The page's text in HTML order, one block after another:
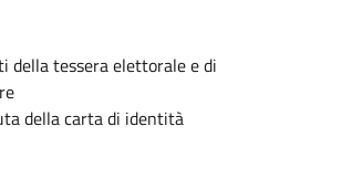
della tessera elettorale e di
della carta di identità